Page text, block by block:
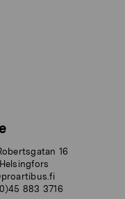
16
883 3716